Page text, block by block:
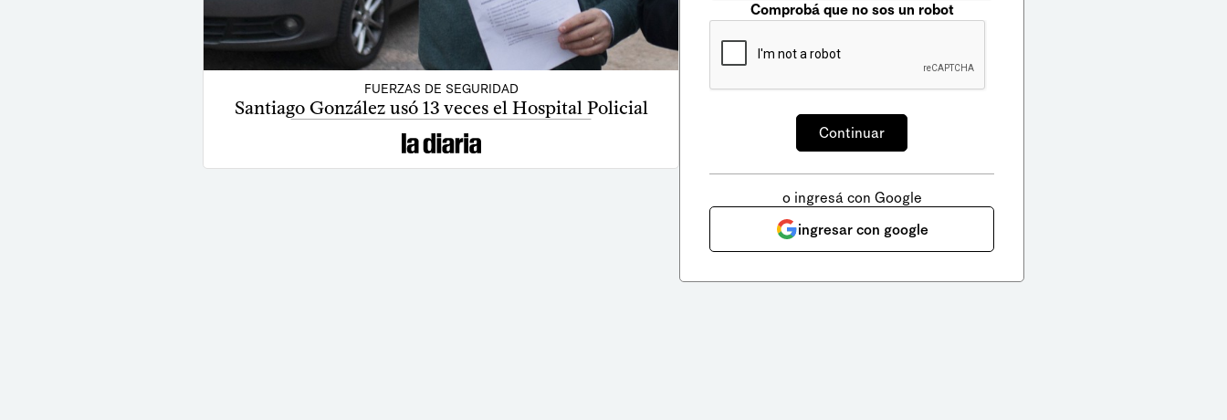
FUERZAS DE SEGURIDAD
Santiago González usó 13 veces el Hospital Policial
Comprobá que no sos un robot
o ingresá con Google
ingresar con google